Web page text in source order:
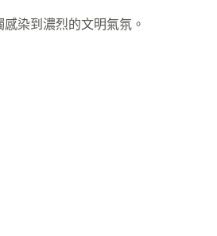
染到濃烈的文明氣氛。